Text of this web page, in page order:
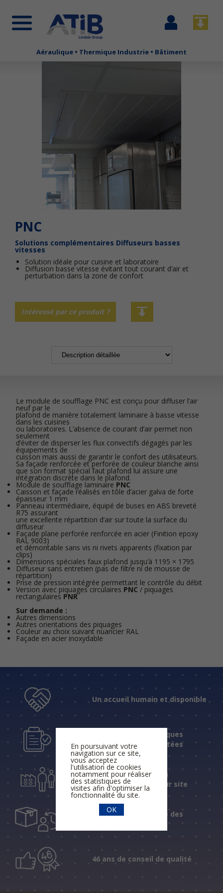
Aéraulique • Thermique Industrie • Bâtiment
PNC
Solutions complémentaires Diffuseurs basses
vitesses
Solution idéale pour cuisine et laboratoire
Diffusion basse vitesse évitant tout courant d’air et
perturbation dans la zone de confort
Intéressé par ce produit ?
Le module de soufflage PNC est conçu pour diffuser l’air
neuf par le
plafond de manière totalement laminaire à basse vitesse
dans les cuisines
ou laboratoires. L’absence de courant d’air permet non
seulement
d’éviter de disperser les flux convectifs dégagés par les
équipements de
cuisson mais aussi de garantir le confort des utilisateurs.
Sa façade renforcée et perforée de couleur blanche ainsi
que son format spécial faut plafond lui assure une
intégration discrète dans le plafond.
Module de soufflage laminaire PNC
Caisson et façade réalisés en tôle d’acier galva de forte
épaisseur 1 mm
Panneau intermédiaire, équipé de buses en ABS breveté
R75 assurant
une excellente répartition d’air sur toute la surface du
diffuseur
Façade plane perforée renforcée en acier (Finition epoxy
RAL 9003)
et démontable sans vis ni rivets apparents (fixation par
clips)
Dimensions spéciales faux plafond jusqu’à 1195 × 1795
Diffuseur sans entretien (pas de filtre ni de mousse de
répartition)
Prise de pression intégrée permettant le contrôle du débit
Version avec piquages circulaires PNC / piquages
rectangulaires PNR
Sur demande :
Autres dimensions
Autres orientations des piquages
Couleur au choix suivant nuancier RAL
Façade en acier inoxydable
Un accueil humain et disponible
Des réponses techniques
fiables et expérimentées
Une assistance et un
accompagnement sur site
Un suivi personnalisé des
46 ans de conseil de qualité
En poursuivant votre
navigation sur ce site,
vous acceptez
l'utilisation de cookies
notamment pour réaliser
des statistiques de
visites afin d'optimiser la
fonctionnalité du site.
OK